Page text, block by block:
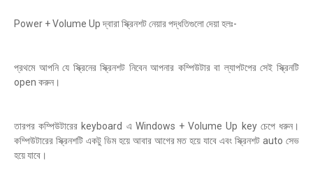
Power + Volume Up দ্বারা স্ক্রিনশট নেয়ার পদ্ধতিগুলো দেয়া হলঃ-
প্রথমে আপনি যে স্ক্রিনের স্ক্রিনশট নিবেন আপনার কম্পিউটার বা ল্যাপটপের সেই স্ক্রিনটি
open করুন।
তারপর কম্পিউটারের keyboard এ Windows + Volume Up key চেপে ধরুন।
কম্পিউটারের স্ক্রিনশটি একটু ডিম হয়ে আবার আগের মত হয়ে যাবে এবং স্ক্রিনশট auto সেভ
হয়ে যাবে।